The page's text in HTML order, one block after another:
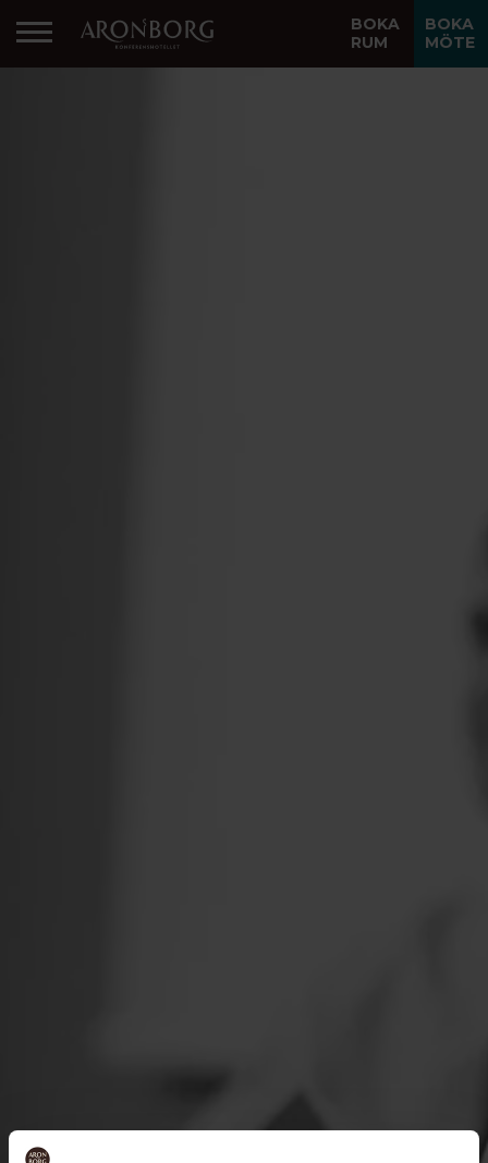
BOKA
RUM
BOKA
MÖTE